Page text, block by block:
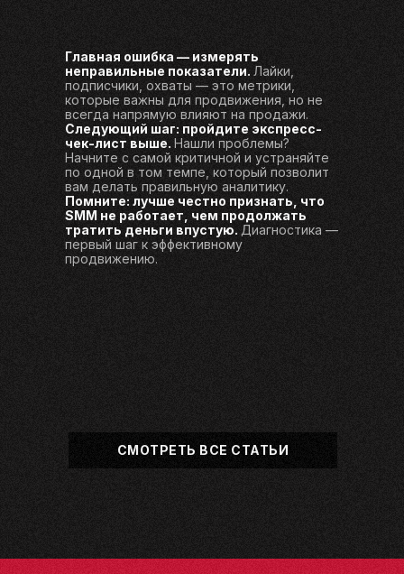
Главная ошибка — измерять
неправильные показатели. Лайки,
подписчики, охваты — это метрики,
которые важны для продвижения, но не
всегда напрямую влияют на продажи.
Следующий шаг: пройдите экспресс-
чек-лист выше. Нашли проблемы?
Начните с самой критичной и устраняйте
по одной в том темпе, который позволит
вам делать правильную аналитику.
Помните: лучше честно признать, что
SMM не работает, чем продолжать
тратить деньги впустую. Диагностика —
первый шаг к эффективному
продвижению.
СМОТРЕТЬ ВСЕ СТАТЬИ